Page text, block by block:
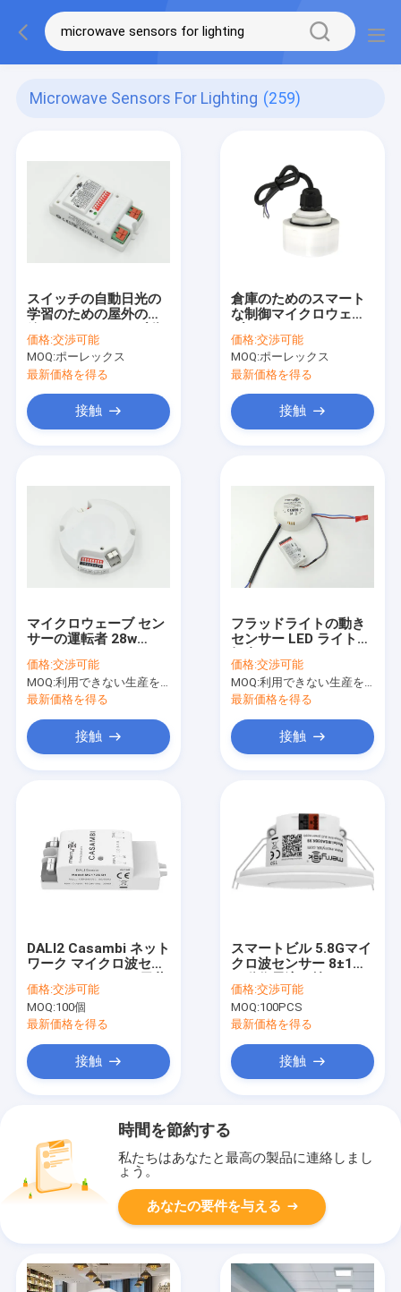
Microwave Sensors For Lighting (259)
スイッチの自動日光の
学習のための屋外の無
きセンサー
価格:交渉可能
MOQ:ポーレックス
最新価格を得る
接触
倉庫のためのスマート
な制御マイクロウェー
RC高い湾センサーをつ
けること
価格:交渉可能
MOQ:ポーレックス
最新価格を得る
接触
マイクロウェーブ セン
サーの運転者 28w
を統合して下さい
価格:交渉可能
MOQ:利用できない生産を、停止しなさい。
最新価格を得る
接触
フラッドライトの動き
センサー LED ライト運
300mA/350mA はセリ
ウムを承認しました
価格:交渉可能
MOQ:利用できない生産を、停止しなさい。
最新価格を得る
接触
DALI2 Casambi ネット
ワーク マイクロ波セン
照明用
価格:交渉可能
MOQ:100個
最新価格を得る
接触
スマートビル 5.8Gマイ
クロ波センサー 8±1mA
モーションセンサー
価格:交渉可能
MOQ:100PCS
最新価格を得る
接触
時間を節約する
私たちはあなたと最高の製品に連絡しまし
ょう。
あなたの要件を与える